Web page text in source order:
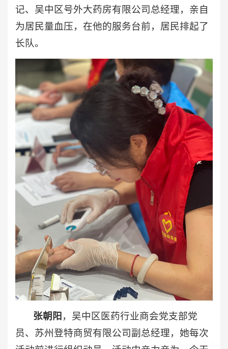
记、吴中区号外大药房有限公司总经理，亲自
为居民量血压，在他的服务台前，居民排起了
长队。
张朝阳 ，吴中区医药行业商会党支部党
员、苏州登特商贸有限公司副总经理，她每次